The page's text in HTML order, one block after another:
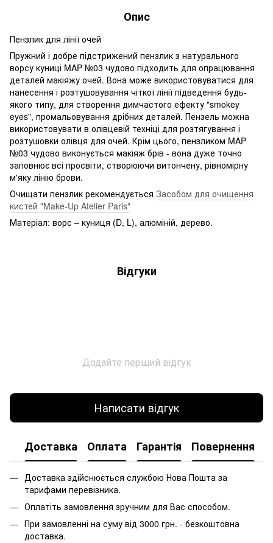
Опис
Пензлик для лінії очей
Пружний і добре підстрижений пензлик з натурального
ворсу куниці MAP №03 чудово підходить для опрацювання
деталей макіяжу очей. Вона може використовуватися для
нанесення і розтушовування чіткої лінії підведення будь-
якого типу, для створення димчастого ефекту "smokey
eyes", промальовування дрібних деталей. Пензель можна
використовувати в олівцевій техніці для розтягування і
розтушовки олівця для очей. Крім цього, пензликом MAP
№03 чудово виконується макіяж брів - вона дуже точно
заповнює всі просвіти, створюючи витончену, рівномірну
м'яку лінію брови.
Очищати пензлик рекомендується Засобом для очищення
кистей "Make-Up Atelier Paris"
Матеріал: ворс – куниця (D, L), алюміній, дерево.
Відгуки
Додайте перший відгук
Написати відгук
Доставка Оплата Гарантія Повернення
Доставка здійснюється службою Нова Пошта за
тарифами перевізника.
Оплатіть замовлення зручним для Вас способом.
При замовленні на суму від 3000 грн. - безкоштовна
доставка.